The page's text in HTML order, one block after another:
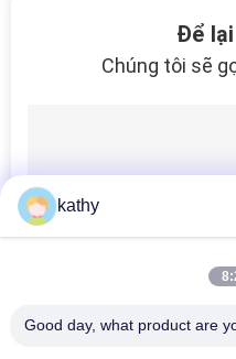
Vải thêu
Để
Chúng tôi sẽ
kathy
Good day, what product are